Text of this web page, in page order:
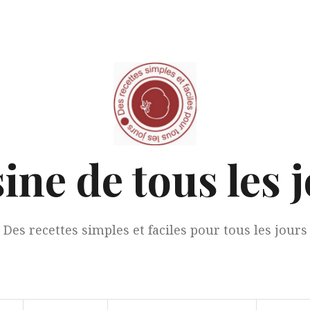
de tous les
Des recettes simples et faciles pour tous les jours